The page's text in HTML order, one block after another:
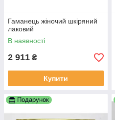
Гаманець жіночий шкіряний
лаковий
В наявності
2 911 ₴
Купити
Подарунок